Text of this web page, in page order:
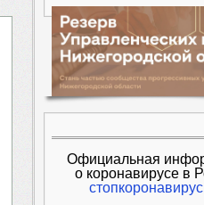
Официальная
о коронавирусе в